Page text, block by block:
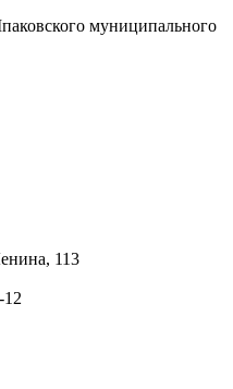
муниципального
113
12